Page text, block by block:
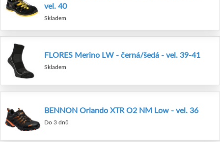
vel. 40
Skladem
FLORES Merino LW - černá/šedá - vel. 39-41
Skladem
BENNON Orlando XTR O2 NM Low - vel. 36
Do 3 dnů